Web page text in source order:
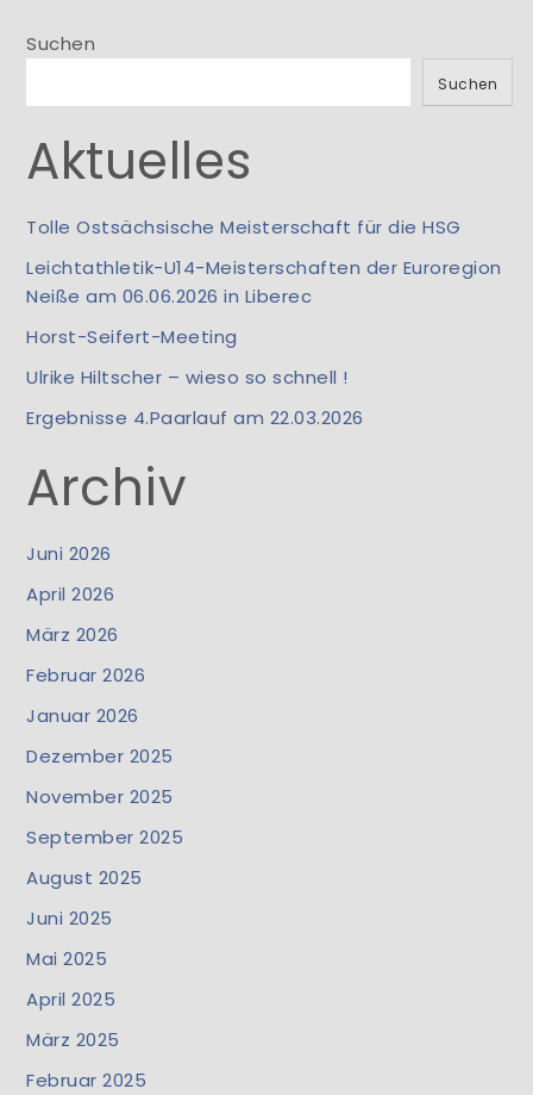
Suchen
Suchen
Aktuelles
Tolle Ostsächsische Meisterschaft für die HSG
Leichtathletik-U14-Meisterschaften der Euroregion
Neiße am 06.06.2026 in Liberec
Horst-Seifert-Meeting
Ulrike Hiltscher – wieso so schnell !
Ergebnisse 4.Paarlauf am 22.03.2026
Archiv
Juni 2026
April 2026
März 2026
Februar 2026
Januar 2026
Dezember 2025
November 2025
September 2025
August 2025
Juni 2025
Mai 2025
April 2025
März 2025
Februar 2025